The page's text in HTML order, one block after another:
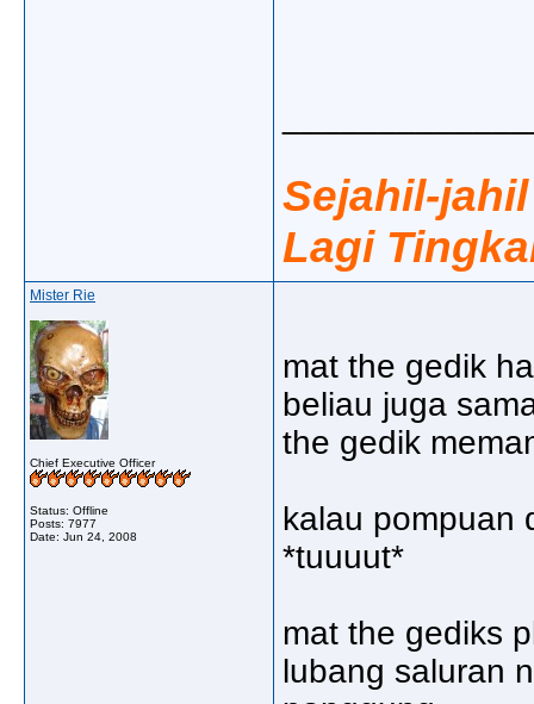
Sejahil-jahil
Lagi
Mister Rie
Chief Executive Officer
Status: Offline
Posts: 7977
Date: Jun 24, 2008
mat the gedik
beliau juga
the gedik
kalau pompuan
*tuuuut*
mat the gediks
lubang saluran